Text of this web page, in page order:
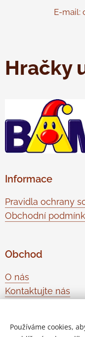
E-mail:
Hračky
Informace
Pravidla ochrany
Obchodní
Obchod
O nás
Kontaktujte nás
Používáme cookies,